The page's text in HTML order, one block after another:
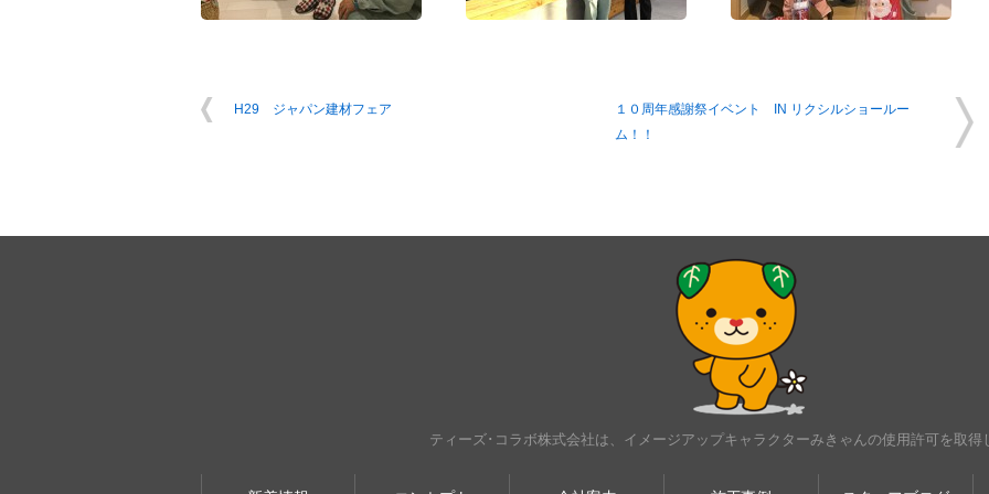
H29 ジャパン建材フェア
１０周年感謝祭イベント IN リクシルショールー
ム！！
ティーズ･コラボ株式会社は、イメージアップキャラクターみきゃんの使用許可を取得